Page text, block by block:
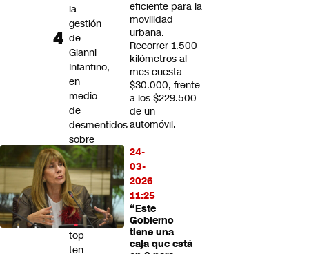
eficiente para la
movilidad
urbana.
Recorrer 1.500
kilómetros al
mes cuesta
$30.000, frente
a los $229.500
de un
automóvil.
24-
03-
2026
11:25
“Este
Gobierno
tiene una
caja que está
la
gestión
de
Gianni
Infantino,
en
medio
de
desmentidos
sobre
relación
sentimental
Chile
llega
al
top
ten